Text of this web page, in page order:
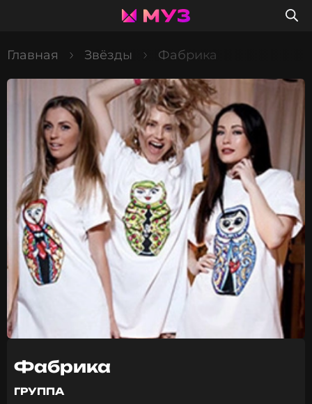
Главная Звёзды Фабрика
Фабрика
ГРУППА